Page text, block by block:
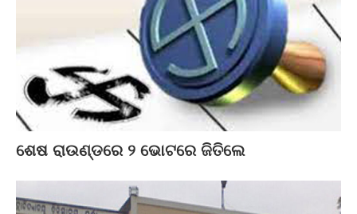
ଶେଷ ରାଉଣ୍ଡରେ ୨ ଭୋଟରେ ଜିତିଲେ